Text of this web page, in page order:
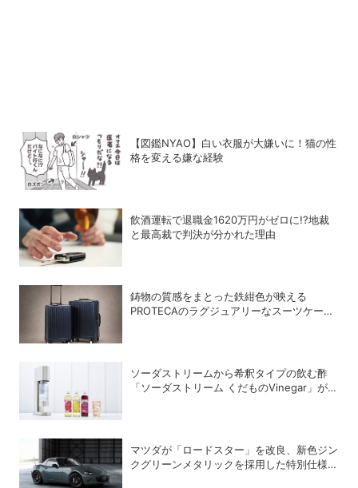
【図鑑NYAO】白い衣服が大嫌いに！猫の性
格を変える嫌な経験
飲酒運転で退職金1620万円がゼロに!?地裁
と最高裁で判決が分かれた理由
鋳物の質感をまとった鉄紺色が映える
PROTECAのラグジュアリーなスーツケース
ソーダストリームから希釈タイプの飲む酢
「ソーダストリーム くだものVinegar」が登
マツダが「ロードスター」を改良、新色ジン
クグリーンメタリックを採用した特別仕様車